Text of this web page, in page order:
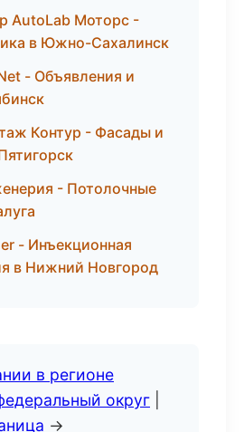
AutoLab Моторс -
в Южно-Сахалинск
- Объявления и
Контур - Фасады и
- Потолочные
- Инъекционная
в Нижний Новгород
в регионе
округ
→